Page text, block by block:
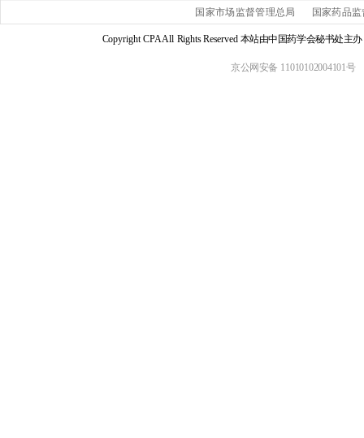
国家市场监督管理总局 国家药品
Copyright CPA All Rights Reserved 本站由中国药学会秘书处主
京公网安备 11010102004101号